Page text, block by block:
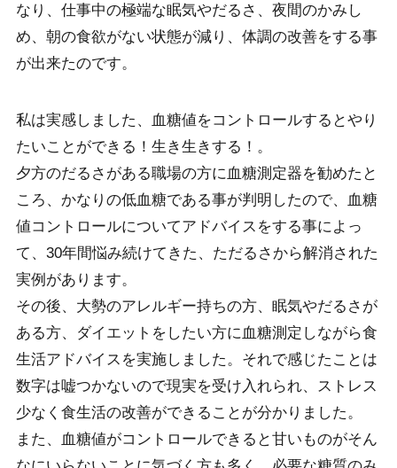
なり、仕事中の極端な眠気やだるさ、夜間のかみし
め、朝の食欲がない状態が減り、体調の改善をする事
が出来たのです。
私は実感しました、血糖値をコントロールするとやり
たいことができる！生き生きする！。
夕方のだるさがある職場の方に血糖測定器を勧めたと
ころ、かなりの低血糖である事が判明したので、血糖
値コントロールについてアドバイスをする事によっ
て、30年間悩み続けてきた、ただるさから解消された
実例があります。
その後、大勢のアレルギー持ちの方、眠気やだるさが
ある方、ダイエットをしたい方に血糖測定しながら食
生活アドバイスを実施しました。それで感じたことは
数字は嘘つかないので現実を受け入れられ、ストレス
少なく食生活の改善ができることが分かりました。
また、血糖値がコントロールできると甘いものがそん